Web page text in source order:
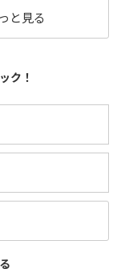
と見る
ク！